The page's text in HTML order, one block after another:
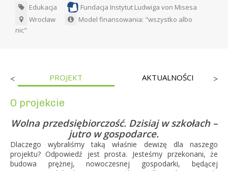
Edukacja
Fundacja Instytut Ludwiga von Misesa
Wrocław
Model finansowania: "wszystko albo
nic"
< PROJEKT AKTUALNOŚCI >
O projekcie
Wolna przedsiębiorczość. Dzisiaj w szkołach –
jutro w gospodarce.
Dlaczego wybraliśmy taką właśnie dewizę dla naszego
projektu? Odpowiedź jest prosta. Jesteśmy przekonani, że
budowa prężnej, nowoczesnej gospodarki, będącej